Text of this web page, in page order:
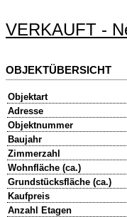
VERKAUFT -
OBJEKTÜBERSICHT
Objektart
Adresse
Objektnummer
Baujahr
Zimmerzahl
Wohnfläche (ca.)
Grundstücksfläche (ca.)
Kaufpreis
Anzahl Etagen